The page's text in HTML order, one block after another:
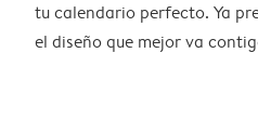
tu calendario perfecto. Ya
el diseño que mejor va